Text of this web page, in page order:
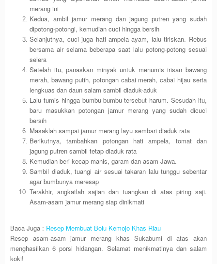
merang ini
Kedua, ambil jamur merang dan jagung putren yang sudah
dipotong-potongi, kemudian cuci hingga bersih
Selanjutnya, cuci juga hati ampela ayam, lalu tiriskan. Rebus
bersama air selama beberapa saat lalu potong-potong sesuai
selera
Setelah itu, panaskan minyak untuk menumis irisan bawang
merah, bawang putih, potongan cabai merah, cabai hijau serta
lengkuas dan daun salam sambil diaduk-aduk
Lalu tumis hingga bumbu-bumbu tersebut harum. Sesudah itu,
baru masukkan potongan jamur merang yang sudah dicuci
bersih
Masaklah sampai jamur merang layu sembari diaduk rata
Berikutnya, tambahkan potongan hati ampela, tomat dan
jagung putren sambil tetap diaduk rata
Kemudian beri kecap manis, garam dan asam Jawa.
Sambil diaduk, tuangi air sesuai takaran lalu tunggu sebentar
agar bumbunya meresap
Terakhir, angkatlah sajian dan tuangkan di atas piring saji.
Asam-asam jamur merang siap dinikmati
Baca Juga : Resep Membuat Bolu Kemojo Khas Riau
Resep asam-asam jamur merang khas Sukabumi di atas akan
menghasilkan 6 porsi hidangan. Selamat menikmatinya dan salam
koki!